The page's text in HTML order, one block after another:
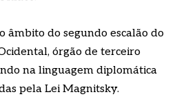
do segundo escalão do
órgão de terceiro
na linguagem diplomática
pela Lei Magnitsky.